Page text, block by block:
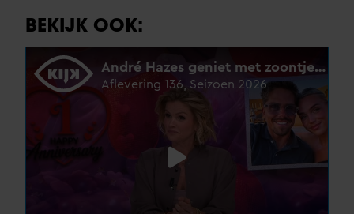
BEKIJK OOK: